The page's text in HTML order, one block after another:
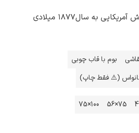
به سال۱۸۷۷ میلادی
بوم با قاب چوبی
(⚠️ فقط چاپ)
75×56
100×75